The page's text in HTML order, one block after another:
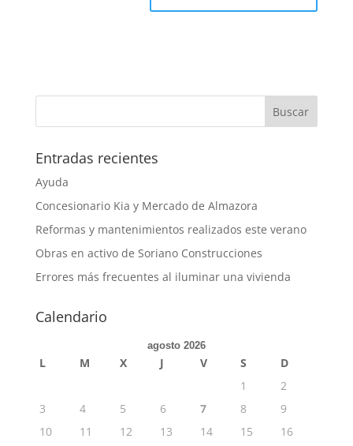
Entradas recientes
Ayuda
Concesionario Kia y Mercado de Almazora
Reformas y mantenimientos realizados este verano
Obras en activo de Soriano Construcciones
Errores más frecuentes al iluminar una vivienda
Calendario
agosto 2026
L M X J V S
D
1
2
3
4 5 6 7 8
9
10
11 12 13 14 15
16